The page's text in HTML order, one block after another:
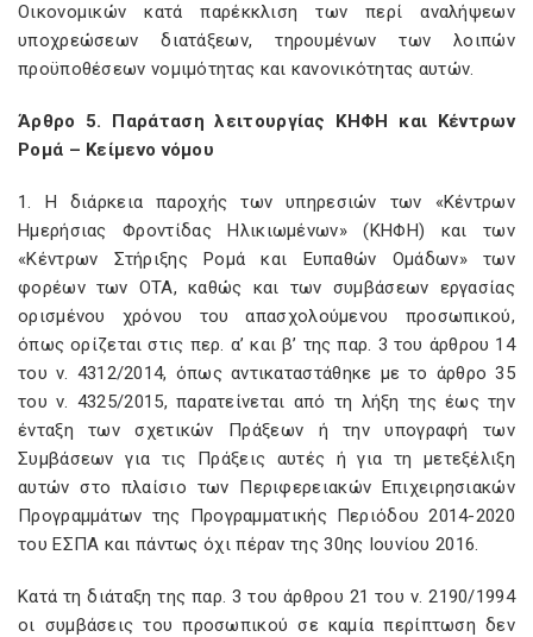
Οικονομικών κατά παρέκκλιση των περί αναλήψεων
υποχρεώσεων διατάξεων, τηρουμένων των λοιπών
προϋποθέσεων νομιμότητας και κανονικότητας αυτών.
Άρθρο 5. Παράταση λειτουργίας ΚΗΦΗ και Κέντρων
Ρομά – Κείμενο νόμου
1. Η διάρκεια παροχής των υπηρεσιών των «Κέντρων
Ημερήσιας Φροντίδας Ηλικιωμένων» (ΚΗΦΗ) και των
«Κέντρων Στήριξης Ρομά και Ευπαθών Ομάδων» των
φορέων των ΟΤΑ, καθώς και των συμβάσεων εργασίας
ορισμένου χρόνου του απασχολούμενου προσωπικού,
όπως ορίζεται στις περ. α’ και β’ της παρ. 3 του άρθρου 14
του ν. 4312/2014, όπως αντικαταστάθηκε με το άρθρο 35
του ν. 4325/2015, παρατείνεται από τη λήξη της έως την
ένταξη των σχετικών Πράξεων ή την υπογραφή των
Συμβάσεων για τις Πράξεις αυτές ή για τη μετεξέλιξη
αυτών στο πλαίσιο των Περιφερειακών Επιχειρησιακών
Προγραμμάτων της Προγραμματικής Περιόδου 2014-2020
του ΕΣΠΑ και πάντως όχι πέραν της 30ης Ιουνίου 2016.
Κατά τη διάταξη της παρ. 3 του άρθρου 21 του ν. 2190/1994
οι συμβάσεις του προσωπικού σε καμία περίπτωση δεν